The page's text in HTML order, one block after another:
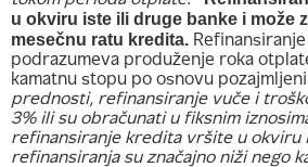
u okviru iste ili druge banke i može
mesečnu ratu kredita.
podrazumeva produženje roka
kamatnu stopu po osnovu
prednosti, refinansiranje vuče i
3% ili su obračunati u fiksnim
refinansiranje kredita vršite u okviru
refinansiranja su značajno niži nego